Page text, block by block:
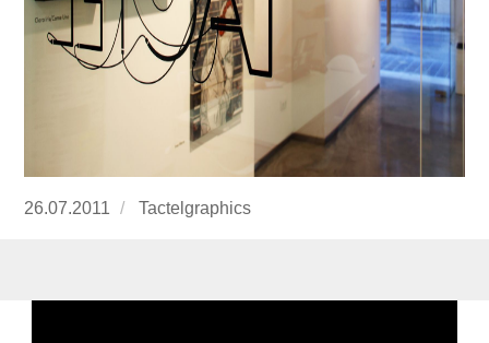
Publicado
26.07.2011 https://www.experimenta.es/author/
Tactelgraphics